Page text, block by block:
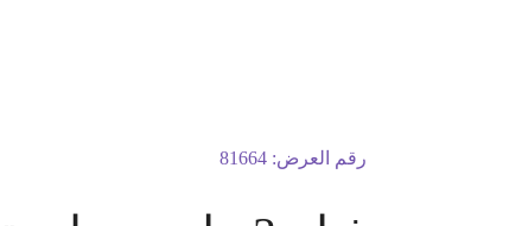
رقم العرض:81664